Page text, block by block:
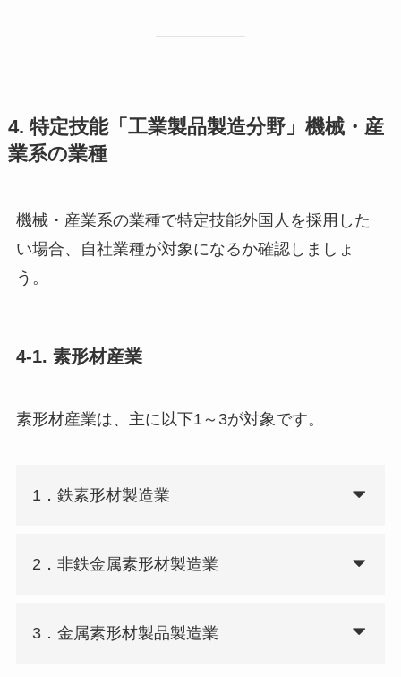
4. 特定技能「工業製品製造分野」機械・産
業系の業種
機械・産業系の業種で特定技能外国人を採用した
い場合、自社業種が対象になるか確認しましょ
う。
4-1. 素形材産業
素形材産業は、主に以下1～3が対象です。
1．鉄素形材製造業
2．非鉄金属素形材製造業
3．金属素形材製品製造業